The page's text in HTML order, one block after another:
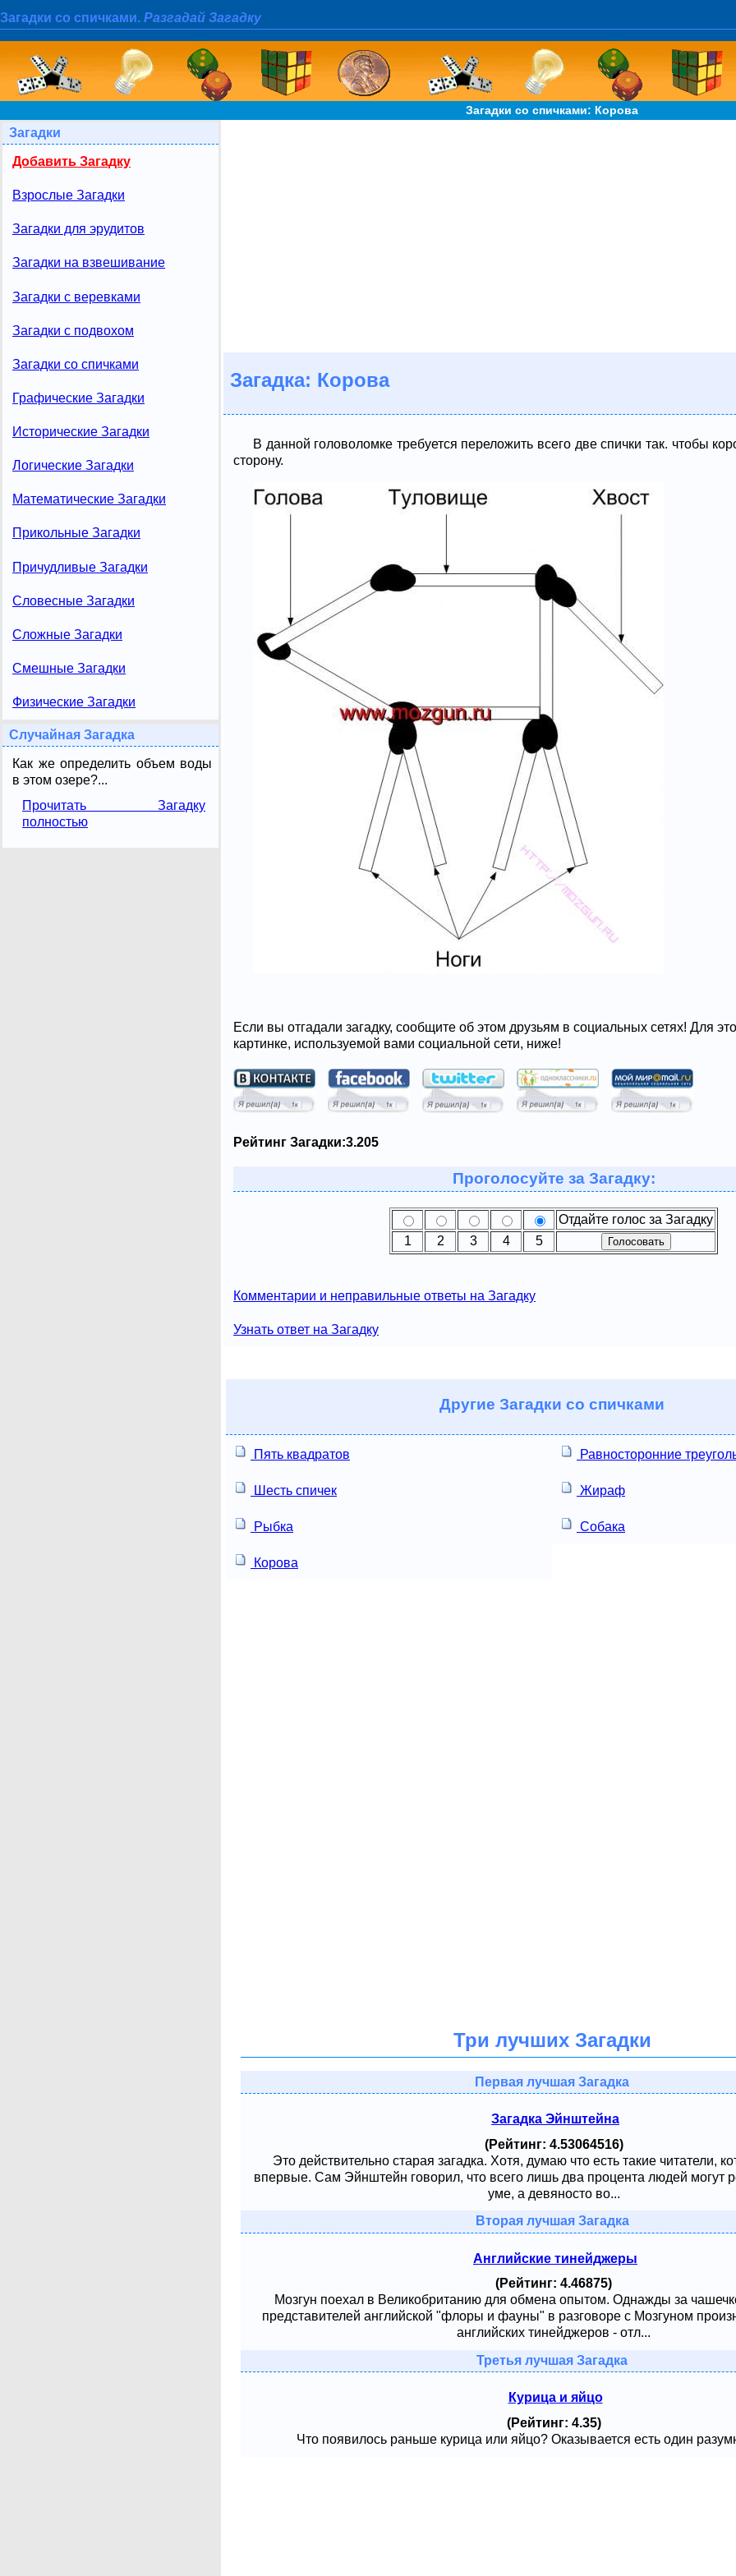
Загадки со спичками. Разгадай Загадку
Загадки со спичками: Корова
Загадки
Добавить Загадку
Взрослые Загадки
Загадки для эрудитов
Загадки на взвешивание
Загадки с веревками
Загадки с подвохом
Загадки со спичками
Графические Загадки
Исторические Загадки
Логические Загадки
Математические Загадки
Прикольные Загадки
Причудливые Загадки
Словесные Загадки
Сложные Загадки
Смешные Загадки
Физические Загадки
Случайная Загадка
Как же определить объем воды
в этом озере?...
Прочитать Загадку
полностью
Загадка: Корова
В данной головоломке требуется переложить всего две спички так. чтобы
сторону.
Если вы отгадали загадку, сообщите об этом друзьям в социальных сетях! Для
картинке, используемой вами социальной сети, ниже!
Рейтинг Загадки:3.205
Проголосуйте за Загадку:
Отдайте голос за Загадку
1
2 3 4 5
Комментарии и неправильные ответы на Загадку
Узнать ответ на Загадку
Другие Загадки со спичками
Пять квадратов Равносторонние
Шесть спичек Жираф
Рыбка Собака
Корова
Три лучших Загадки
Первая лучшая Загадка
Загадка Эйнштейна
(Рейтинг: 4.53064516)
Это действительно старая загадка. Хотя, думаю что есть такие читатели,
впервые. Сам Эйнштейн говорил, что всего лишь два процента людей могут
уме, а девяносто во...
Вторая лучшая Загадка
Английские тинейджеры
(Рейтинг: 4.46875)
Мозгун поехал в Великобританию для обмена опытом. Однажды за
представителей английской "флоры и фауны" в разговоре с Мозгуном
английских тинейджеров - отл...
Третья лучшая Загадка
Курица и яйцо
(Рейтинг: 4.35)
Что появилось раньше курица или яйцо? Оказывается есть один